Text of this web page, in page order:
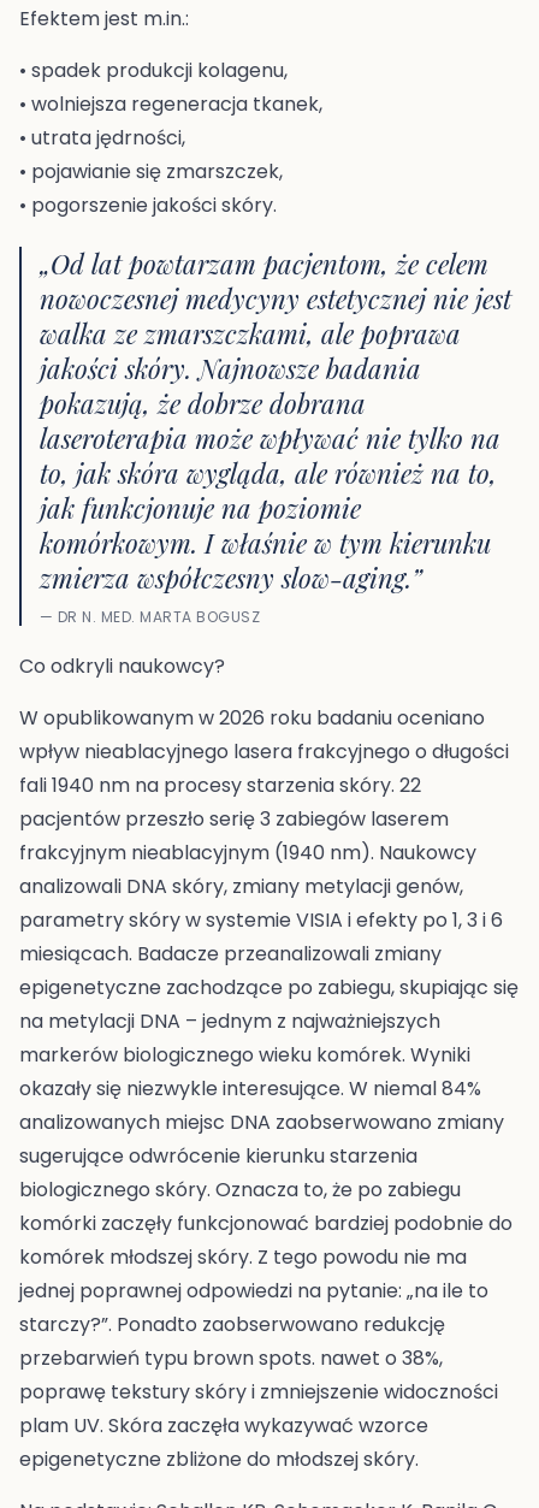
Efektem jest m.in.:
• spadek produkcji kolagenu,
• wolniejsza regeneracja tkanek,
• utrata jędrności,
• pojawianie się zmarszczek,
• pogorszenie jakości skóry.
„Od lat powtarzam pacjentom, że celem
nowoczesnej medycyny estetycznej nie jest
walka ze zmarszczkami, ale poprawa
jakości skóry. Najnowsze badania
pokazują, że dobrze dobrana
laseroterapia może wpływać nie tylko na
to, jak skóra wygląda, ale również na to,
jak funkcjonuje na poziomie
komórkowym. I właśnie w tym kierunku
zmierza współczesny slow-aging.”
— DR N. MED. MARTA BOGUSZ
Co odkryli naukowcy?
W opublikowanym w 2026 roku badaniu oceniano
wpływ nieablacyjnego lasera frakcyjnego o długości
fali 1940 nm na procesy starzenia skóry. 22
pacjentów przeszło serię 3 zabiegów laserem
frakcyjnym nieablacyjnym (1940 nm). Naukowcy
analizowali DNA skóry, zmiany metylacji genów,
parametry skóry w systemie VISIA i efekty po 1, 3 i 6
miesiącach. Badacze przeanalizowali zmiany
epigenetyczne zachodzące po zabiegu, skupiając się
na metylacji DNA – jednym z najważniejszych
markerów biologicznego wieku komórek. Wyniki
okazały się niezwykle interesujące. W niemal 84%
analizowanych miejsc DNA zaobserwowano zmiany
sugerujące odwrócenie kierunku starzenia
biologicznego skóry. Oznacza to, że po zabiegu
komórki zaczęły funkcjonować bardziej podobnie do
komórek młodszej skóry. Z tego powodu nie ma
jednej poprawnej odpowiedzi na pytanie: „na ile to
starczy?”. Ponadto zaobserwowano redukcję
przebarwień typu brown spots. nawet o 38%,
poprawę tekstury skóry i zmniejszenie widoczności
plam UV. Skóra zaczęła wykazywać wzorce
epigenetyczne zbliżone do młodszej skóry.